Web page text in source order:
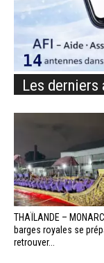
Les
THAÏLANDE –
barges royales se
retrouver...